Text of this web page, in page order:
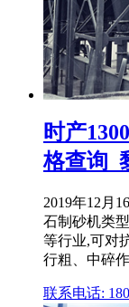
时产
格查询_
2019年12月
石制砂机类
等行业,可对
行粗、中碎作
联系电话: